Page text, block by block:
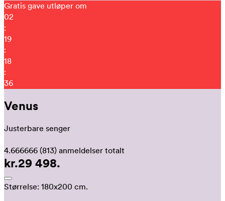
Gratis gave utløper om
02
:
19
:
18
:
27
Venus
Justerbare senger
4.666666 (813) anmeldelser totalt
kr.29 498.
Størrelse: 180x200 cm.